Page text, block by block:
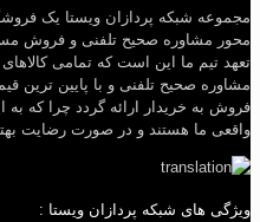
مجموعه شبکه پردازان ویستا یک
محور مشاوره صحیح تلفنی و فروش
تعهد تیم ما این است که تمامی
مشاوره صحیح تلفنی و با پایین ترین
فروش به خریدار ارائه گردد چرا که به
واقعی ما هستند و در صورت رضایت
ویژگی های شبکه پردازان ویستا :